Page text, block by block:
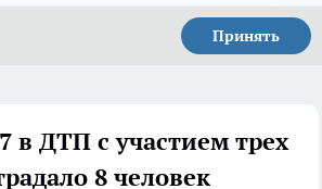
Принять
в ДТП с участием трех
8 человек